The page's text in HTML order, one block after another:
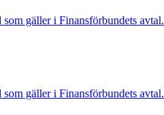
gäller i Finansförbundets avtal.
gäller i Finansförbundets avtal.